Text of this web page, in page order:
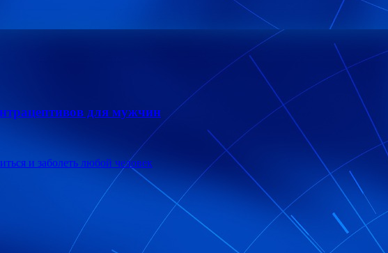
для мужчин
и заболеть любой человек